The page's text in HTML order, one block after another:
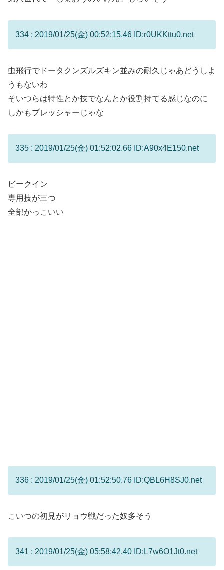
334 : 2019/01/25(金) 00:52:15.46 ID:r0UKKttu0.net
虫飛行でドータクンズルズキン並みの耐久じゃあどうしよ
うもないわ
そいつらは特性とか技でなんとか役割持てる感じなのに
しかもプレッシャーじゃな
335 : 2019/01/25(金) 01:52:02.66 ID:A90x4E150.net
ビークイン
専用技が三つ
全部かっこいい
336 : 2019/01/25(金) 01:52:50.76 ID:QBL6H8SJ0.net
こいつの初見がリョウ戦だった奴多そう
341 : 2019/01/25(金) 05:58:42.40 ID:L7w6O1Jt0.net